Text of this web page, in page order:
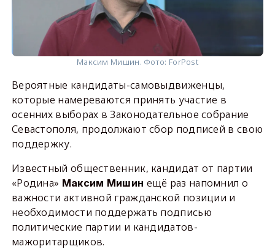
Максим Мишин. Фото: ForPost
Вероятные кандидаты-самовыдвиженцы,
которые намереваются принять участие в
осенних выборах в Законодательное собрание
Севастополя, продолжают сбор подписей в свою
поддержку.
Известный общественник, кандидат от партии
«Родина» Максим Мишин ещё раз напомнил о
важности активной гражданской позиции и
необходимости поддержать подписью
политические партии и кандидатов-
мажоритарщиков.